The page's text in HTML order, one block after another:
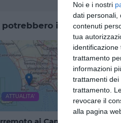
Noi e i nostri
dati personali,
contenuti
tua
trattamento
informazioni
trattamenti
trattamento.
revocare il
alla pagina
potrebbero interessare
ATTUALITA'